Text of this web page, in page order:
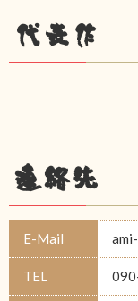
代表作
連絡先
E-Mail
TEL